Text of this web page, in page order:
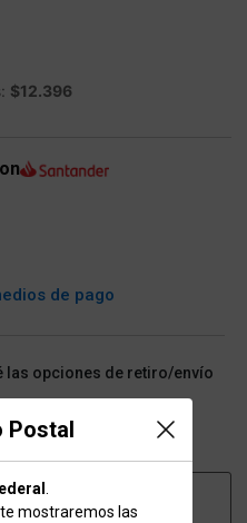
Postal
mostraremos las
$12.396
de pago
las opciones de retiro/envío